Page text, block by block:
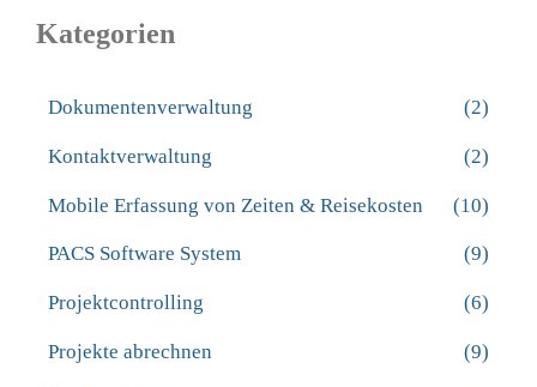
Kategorien
Dokumentenverwaltung (2)
Kontaktverwaltung (2)
Mobile Erfassung von Zeiten & Reisekosten (10)
PACS Software System (9)
Projektcontrolling (6)
Projekte abrechnen (9)